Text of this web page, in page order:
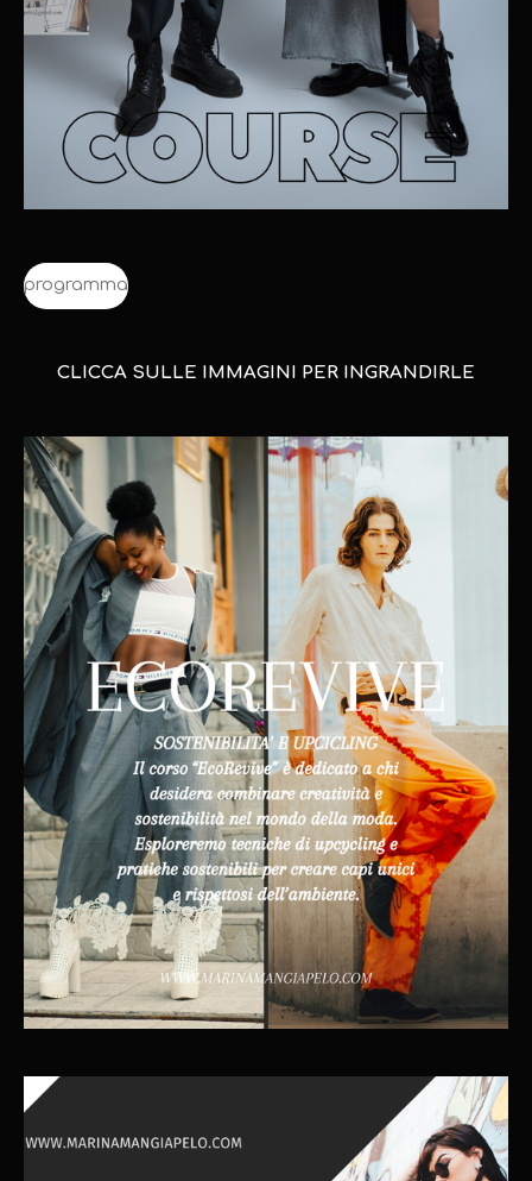
programma
CLICCA SULLE IMMAGINI PER INGRANDIRLE